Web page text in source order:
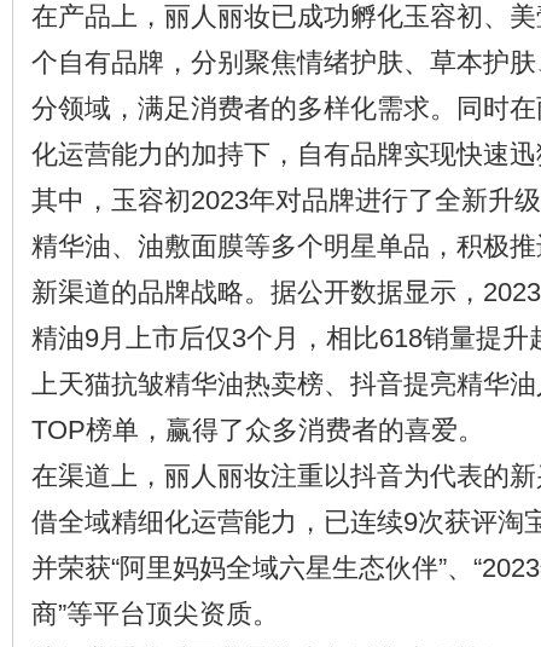
在产品上，丽人丽妆已成功孵化玉容初、
个自有品牌，分别聚焦情绪护肤、草本护
分领域，满足消费者的多样化需求。同时
化运营能力的加持下，自有品牌实现快速
其中，玉容初2023年对品牌进行了全新升
精华油、油敷面膜等多个明星单品，积极
新渠道的品牌战略。据公开数据显示，
精油9月上市后仅3个月，相比618销量提升
上天猫抗皱精华油热卖榜、抖音提亮精华
TOP榜单，赢得了众多消费者的喜爱。
在渠道上，丽人丽妆注重以抖音为代表的
借全域精细化运营能力，已连续9次获评淘
并荣获“阿里妈妈全域六星生态伙伴”、
商”等平台顶尖资质。